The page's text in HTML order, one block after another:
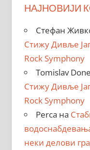
НАЈНОВИЈИ
Стефан
Стижу Дивље
Rock Symphony
Tomislav
Стижу Дивље
Rock Symphony
Perca на
неки делови